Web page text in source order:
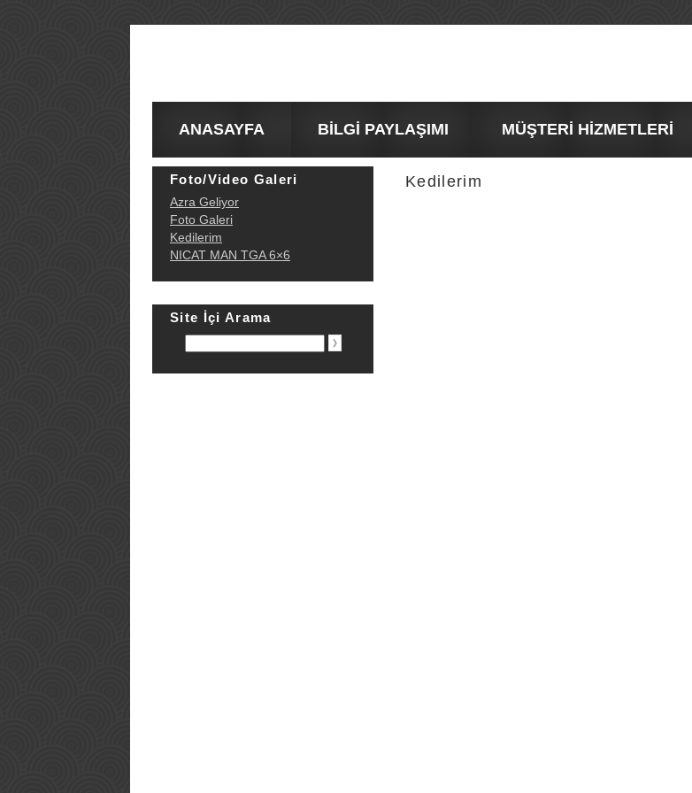
ANASAYFA BİLGİ PAYLAŞIMI MÜŞTERİ HİZMETLERİ
Foto/Video Galeri
Azra Geliyor
Foto Galeri
Kedilerim
NICAT MAN TGA 6×6
Site İçi Arama
Kedilerim